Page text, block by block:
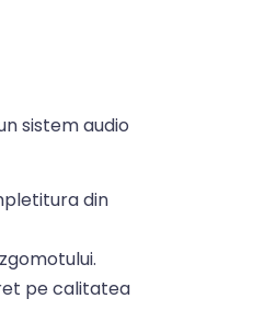
sistem audio
din
pe calitatea